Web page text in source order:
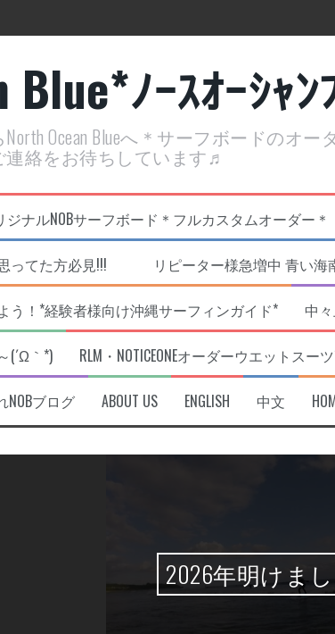
！！！
予選・検定開催決定！
Blue*ﾉｰｽｵｰｼｬﾝ
Ocean Blueへ＊サーフボードのオ
絡をお待ちしています♬
リジナルNOBサーフボード＊フルカスタムオーダー＊
ってた方必見!!! リピーター様急増中 青い海
う！*経験者様向け沖縄サーフィンガイド* 中
(´Ω｀*) RLM・NOTICEONEオーダーウエットス
NOBブログ ABOUT US ENGLISH 中文
2026年明けま